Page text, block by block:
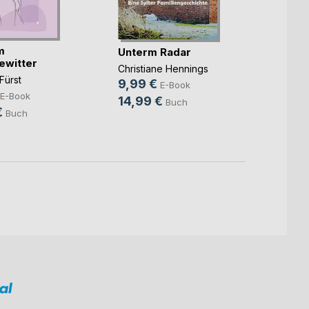
E-Book
Buch
Unterm Radar
Christiane Hennings
9,99 € E-Book
14,99 € Buch